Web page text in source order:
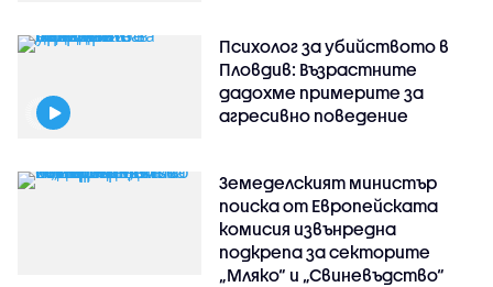
Психолог за убийството в
Пловдив: Възрастните
дадохме примерите за
агресивно поведение
Земеделският министър
поиска от Европейската
комисия извънредна
подкрепа за секторите
„Мляко“ и „Свиневъдство“